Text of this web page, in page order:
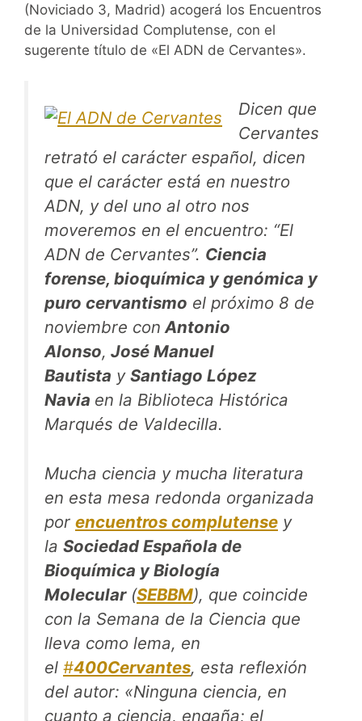
(Noviciado 3, Madrid) acogerá los Encuentros
de la Universidad Complutense, con el
sugerente título de «El ADN de Cervantes».
Dicen que
Cervantes
retrató el carácter español, dicen
que el carácter está en nuestro
ADN, y del uno al otro nos
moveremos en el encuentro: “El
ADN de Cervantes”. Ciencia
forense, bioquímica y genómica y
puro cervantismo el próximo 8 de
noviembre con Antonio
Alonso, José Manuel
Bautista y Santiago López
Navia en la Biblioteca Histórica
Marqués de Valdecilla.
Mucha ciencia y mucha literatura
en esta mesa redonda organizada
por encuentros complutense y
la Sociedad Española de
Bioquímica y Biología
Molecular(SEBBM), que coincide
con la Semana de la Ciencia que
lleva como lema, en
el #400Cervantes, esta reflexión
del autor: «Ninguna ciencia, en
cuanto a ciencia, engaña; el